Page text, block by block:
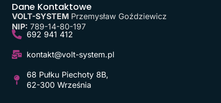
Dane Kontaktowe
VOLT-SYSTEM Przemysław Goździewicz
NIP: 789-14-80-197
692 941 412
kontakt@volt-system.pl
68 Pułku Piechoty 8B,
62-300 Września